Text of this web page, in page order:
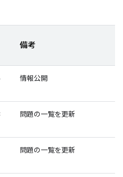
備考
情報公開
問題の一覧を更新
問題の一覧を更新